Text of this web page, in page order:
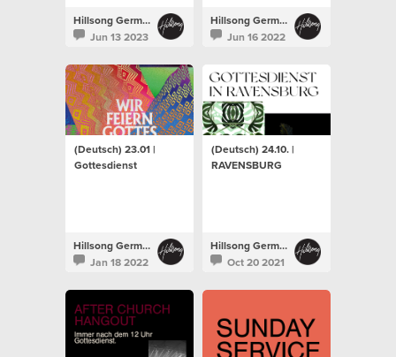
Hillsong Germany
Jun 13 2023
Hillsong Germany
Jun 16 2022
(Deutsch) 23.01 |
Gottesdienst
Hillsong Germany
Jan 18 2022
(Deutsch) 24.10. |
RAVENSBURG
Hillsong Germany
Oct 20 2021